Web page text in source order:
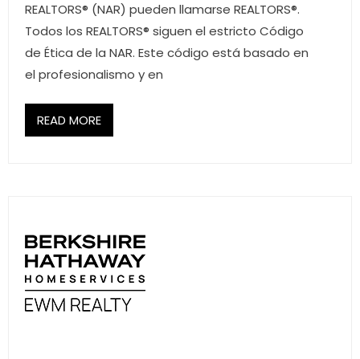
- Market Insights
- LifeStyles of South Florida
- Sunshine Kids Foundation
- Relocation Services
- Home Services of America
REALTORS® (NAR) pueden llamarse REALTORS®.
Todos los REALTORS® siguen el estricto Código
de Ética de la NAR. Este código está basado en
el profesionalismo y en
READ MORE